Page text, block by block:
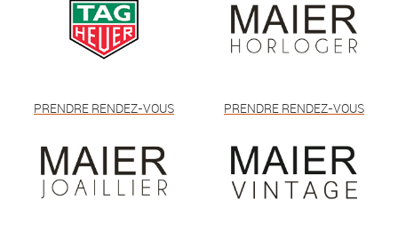
PRENDRE RENDEZ-VOUS PRENDRE RENDEZ-VOUS